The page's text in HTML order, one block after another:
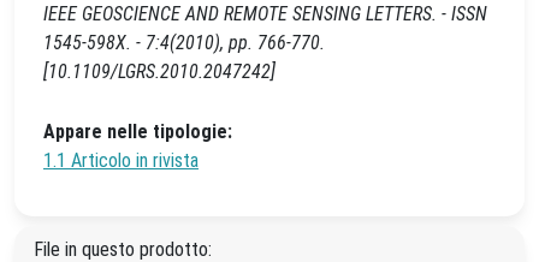
IEEE GEOSCIENCE AND REMOTE SENSING LETTERS. - ISSN
1545-598X. - 7:4(2010), pp. 766-770.
[10.1109/LGRS.2010.2047242]
Appare nelle tipologie:
1.1 Articolo in rivista
File in questo prodotto: